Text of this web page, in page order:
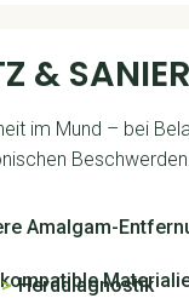
&
im Mund – bei
Amalgam-
> Herddiagnostik